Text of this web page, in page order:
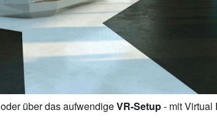
oder über das aufwendigeVR-Setup- mit Virtual